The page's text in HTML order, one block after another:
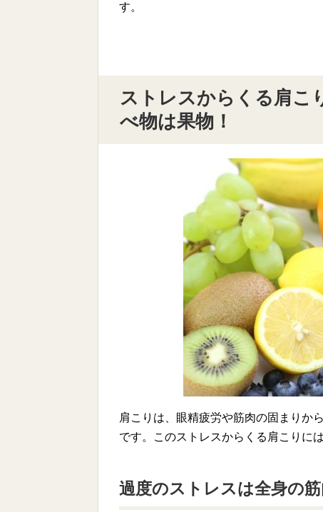
す。
ストレスからくる肩こ
べ物は果物！
肩こりは、眼精疲労や筋肉の固まりか
です。このストレスからくる肩こりに
過度のストレスは全身の